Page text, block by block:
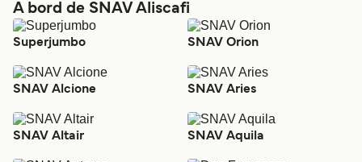
A bord de SNAV Aliscafi
Superjumbo SNAV Orion
SNAV Alcione SNAV Aries
SNAV Altair SNAV Aquila